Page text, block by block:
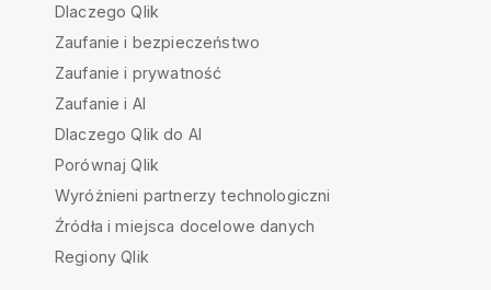
Dlaczego Qlik
Zaufanie i bezpieczeństwo
Zaufanie i prywatność
Zaufanie i AI
Dlaczego Qlik do AI
Porównaj Qlik
Wyróżnieni partnerzy technologiczni
Źródła i miejsca docelowe danych
Regiony Qlik